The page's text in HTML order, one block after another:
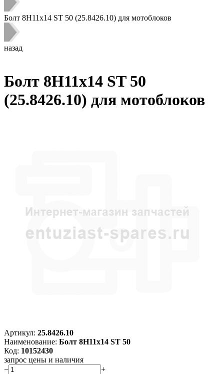
Болт 8H11х14 ST 50 (25.8426.10) для мотоблоков
назад
Болт 8H11х14 ST 50
(25.8426.10) для мотоблоков
Артикул: 25.8426.10
Наименование: Болт 8H11х14 ST 50
Код: 10152430
запрос цены и наличия
−
+